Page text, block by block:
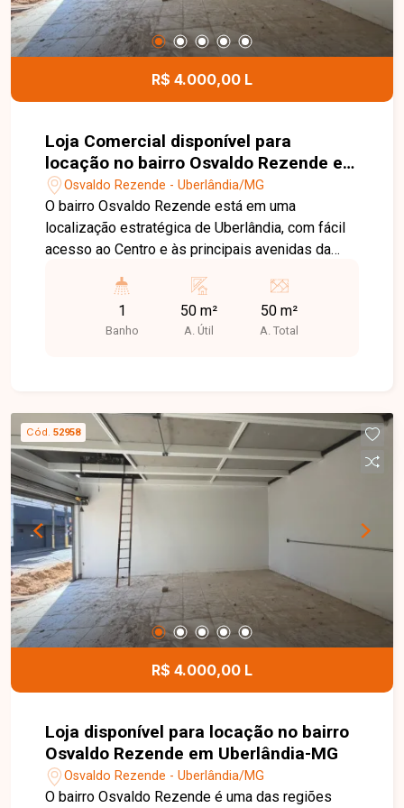
R$ 4.000,00 L
Loja Comercial disponível para
locação no bairro Osvaldo Rezende em
Uberlândia-MG
Osvaldo Rezende - Uberlândia/MG
O bairro Osvaldo Rezende está em uma
localização estratégica de Uberlândia, com fácil
acesso ao Centro e às principais avenidas da
e veículos, além de ampla variedade de
comércios, serviços e transporte público, sendo
uma excelente opção para instalação do seu
comerciais. Localizada na Avenida João Pessoa,
em ponto de grande visibilidade e próxima ao
Terminal Central, proporcionando excelente fluxo
de clientes e fácil acesso. Entre em contato com
a Delta Imóveis e agende uma visita. Nossa
equipe está pronta para apresentar todos os
detalhes deste imóvel e ajudar você a encontrar o
espaço ideal para o seu negócio.
1
Banho
50 m²
A. Útil
50 m²
A. Total
Cód. 52958
R$ 4.000,00 L
Loja disponível para locação no bairro
Osvaldo Rezende em Uberlândia-MG
Osvaldo Rezende - Uberlândia/MG
O bairro Osvaldo Rezende é uma das regiões